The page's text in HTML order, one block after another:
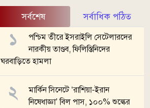
সর্বশেষ সর্বাধিক পঠিত
পশ্চিম তীরে ইসরাইলি সেটেলারদের
নারকীয় তাণ্ডব, ফিলিস্তিনিদের
ঘরবাড়িতে হামলা
মার্কিন সিনেটে ‘রাশিয়া-ইরান
নিষেধাজ্ঞা’ বিল পাস, ১০০% শুল্কের